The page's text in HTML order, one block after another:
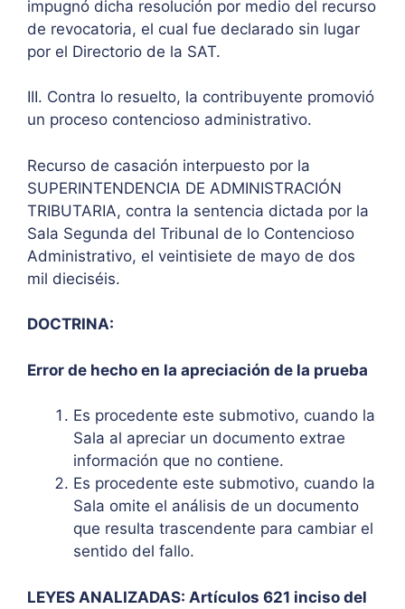
impugnó dicha resolución por medio del recurso
de revocatoria, el cual fue declarado sin lugar
por el Directorio de la SAT.
III. Contra lo resuelto, la contribuyente promovió
un proceso contencioso administrativo.
Recurso de casación interpuesto por la
SUPERINTENDENCIA DE ADMINISTRACIÓN
TRIBUTARIA, contra la sentencia dictada por la
Sala Segunda del Tribunal de lo Contencioso
Administrativo, el veintisiete de mayo de dos
mil dieciséis.
DOCTRINA:
Error de hecho en la apreciación de la prueba
Es procedente este submotivo, cuando la
Sala al apreciar un documento extrae
información que no contiene.
Es procedente este submotivo, cuando la
Sala omite el análisis de un documento
que resulta trascendente para cambiar el
sentido del fallo.
LEYES ANALIZADAS: Artículos 621 inciso del